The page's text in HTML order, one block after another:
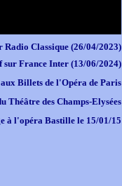
Radio Classique (26/04/2023)
sur France Inter (13/06/2024)
Billets de l'Opéra de Paris
Théâtre des Champs-Elysées
à l'opéra Bastille le 15/01/15